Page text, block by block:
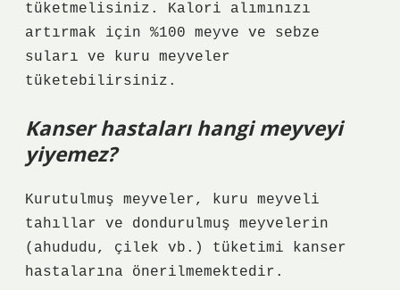
tüketmelisiniz. Kalori alımınızı
artırmak için %100 meyve ve sebze
suları ve kuru meyveler
tüketebilirsiniz.
Kanser hastaları hangi meyveyi
yiyemez?
Kurutulmuş meyveler, kuru meyveli
tahıllar ve dondurulmuş meyvelerin
(ahududu, çilek vb.) tüketimi kanser
hastalarına önerilmemektedir.